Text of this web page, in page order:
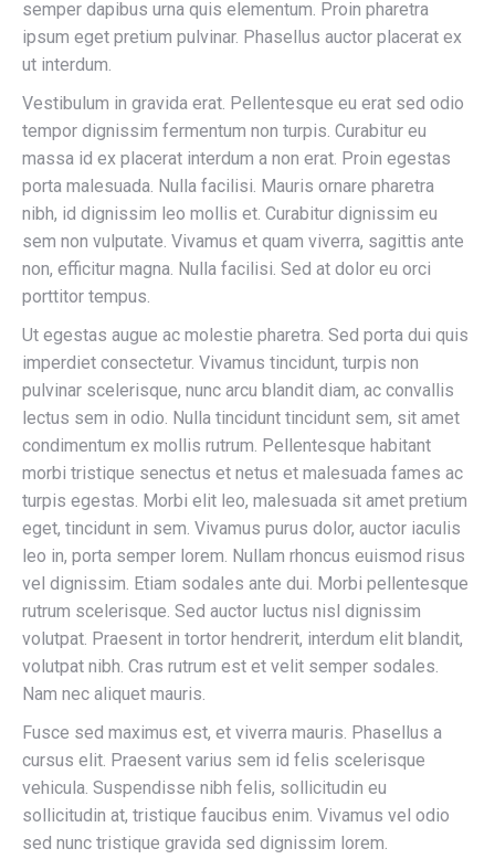
semper dapibus urna quis elementum. Proin pharetra
ipsum eget pretium pulvinar. Phasellus auctor placerat ex
ut interdum.
Vestibulum in gravida erat. Pellentesque eu erat sed odio
tempor dignissim fermentum non turpis. Curabitur eu
massa id ex placerat interdum a non erat. Proin egestas
porta malesuada. Nulla facilisi. Mauris ornare pharetra
nibh, id dignissim leo mollis et. Curabitur dignissim eu
sem non vulputate. Vivamus et quam viverra, sagittis ante
non, efficitur magna. Nulla facilisi. Sed at dolor eu orci
porttitor tempus.
Ut egestas augue ac molestie pharetra. Sed porta dui quis
imperdiet consectetur. Vivamus tincidunt, turpis non
pulvinar scelerisque, nunc arcu blandit diam, ac convallis
lectus sem in odio. Nulla tincidunt tincidunt sem, sit amet
condimentum ex mollis rutrum. Pellentesque habitant
morbi tristique senectus et netus et malesuada fames ac
turpis egestas. Morbi elit leo, malesuada sit amet pretium
eget, tincidunt in sem. Vivamus purus dolor, auctor iaculis
leo in, porta semper lorem. Nullam rhoncus euismod risus
vel dignissim. Etiam sodales ante dui. Morbi pellentesque
rutrum scelerisque. Sed auctor luctus nisl dignissim
volutpat. Praesent in tortor hendrerit, interdum elit blandit,
volutpat nibh. Cras rutrum est et velit semper sodales.
Nam nec aliquet mauris.
Fusce sed maximus est, et viverra mauris. Phasellus a
cursus elit. Praesent varius sem id felis scelerisque
vehicula. Suspendisse nibh felis, sollicitudin eu
sollicitudin at, tristique faucibus enim. Vivamus vel odio
sed nunc tristique gravida sed dignissim lorem.